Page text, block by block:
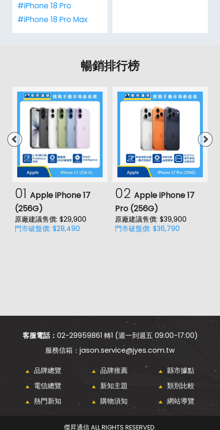
#iPhone 18 Pro
#iPhone 18 Pro Max
暢銷排行榜
01 Apple iPhone 17
(256G)
原廠建議售價: $29,900
門市破盤價: $28,490
02 Apple iPhone 17
Pro (256G)
原廠建議售價: $39,900
門市破盤價: $36,790
客服電話： 02-29959861 轉1 (週一到週五 09:00-17:00)
jason.service@jyes.com.tw
品牌總覽 品牌推薦
縣市據點
電信總覽
新知主題
類別比較
熱門新知
購物須知 網站導覽
傑昇通信 ALL RIGHTS RESERVED.